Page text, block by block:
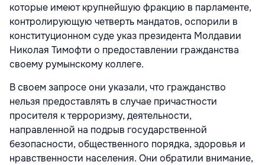
которые имеют крупнейшую фракцию в парламенте,
контролирующую четверть мандатов, оспорили в
конституционном суде указ президента Молдавии
Николая Тимофти о предоставлении гражданства
своему румынскому коллеге.
В своем запросе они указали, что гражданство
нельзя предоставлять в случае причастности
просителя к терроризму, деятельности,
направленной на подрыв государственной
безопасности, общественного порядка, здоровья и
нравственности населения. Они обратили внимание,